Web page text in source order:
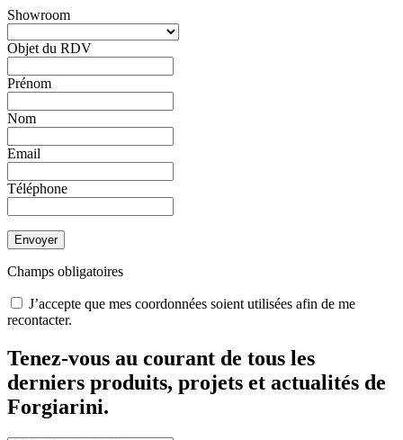
Showroom
Objet du RDV
Prénom
Nom
Email
Téléphone
Envoyer
Champs obligatoires
J’accepte que mes coordonnées soient utilisées afin de me
recontacter.
Tenez-vous au courant de tous les
derniers produits, projets et actualités de
Forgiarini.